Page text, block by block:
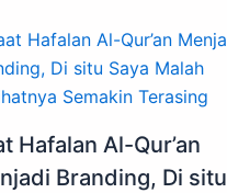
Hafalan Al-Qur’an
Branding, Di situ